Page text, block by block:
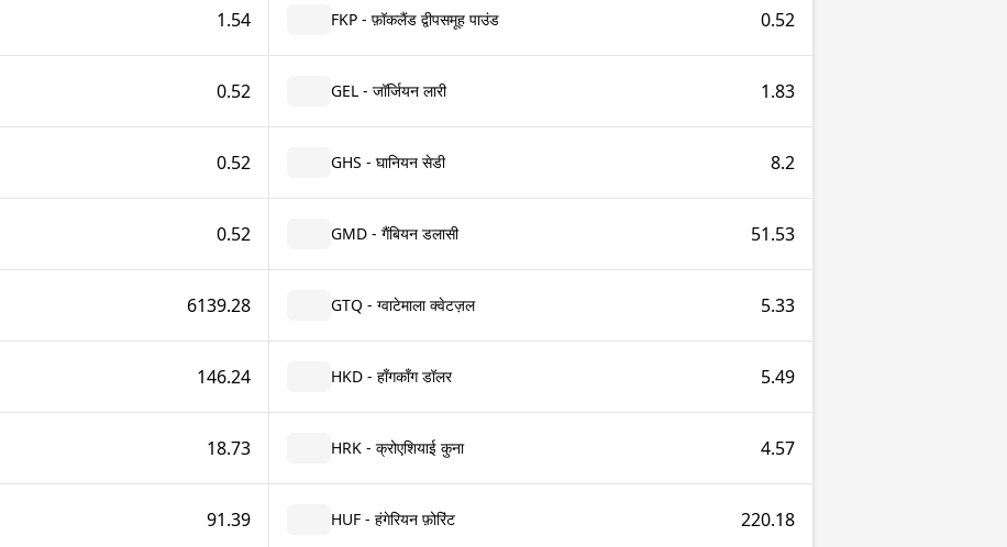
1.54 FKP - फ़ॉकलैंड द्वीपसमूह पाउंड 0.52
0.52 GEL - जॉर्जियन लारी 1.83
0.52 GHS - घानियन सेडी 8.2
0.52 GMD - गैंबियन डलासी 51.53
6139.28 GTQ - ग्वाटेमाला क्वेटज़ल 5.33
146.24 HKD - हाँगकाँग डॉलर 5.49
18.73 HRK - क्रोएशियाई कुना 4.57
91.39 HUF - हंगेरियन फ़ोरिंट 220.18